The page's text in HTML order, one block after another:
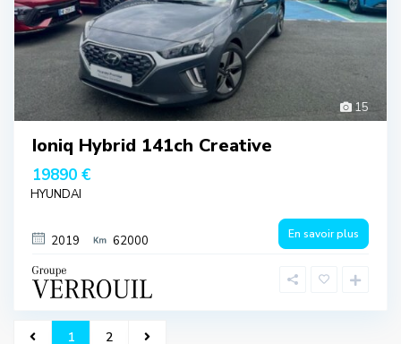
15
Ioniq Hybrid 141ch Creative
19890 €
HYUNDAI
2019 62000 En savoir plus
1 2